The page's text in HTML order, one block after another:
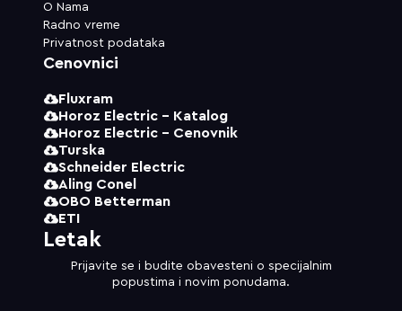
O Nama
Radno vreme
Privatnost podataka
Cenovnici
Fluxram
Horoz Electric - Katalog
Horoz Electric - Cenovnik
Turska
Schneider Electric
Aling Conel
OBO Betterman
ETI
Letak
Prijavite se i budite obavesteni o specijalnim
popustima i novim ponudama.